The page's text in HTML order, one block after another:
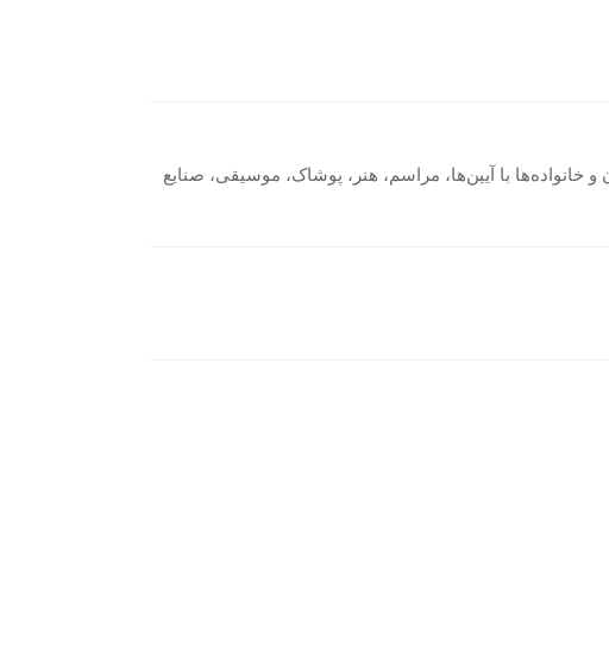
با آیین‌ها، مراسم، هنر، پوشاک، موسیقی، صنایع